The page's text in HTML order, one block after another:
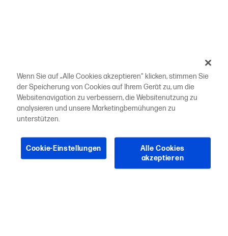
Wenn Sie auf „Alle Cookies akzeptieren“ klicken, stimmen Sie
der Speicherung von Cookies auf Ihrem Gerät zu, um die
Websitenavigation zu verbessern, die Websitenutzung zu
analysieren und unsere Marketingbemühungen zu
unterstützen.
Cookie-Einstellungen
Alle Cookies
akzeptieren